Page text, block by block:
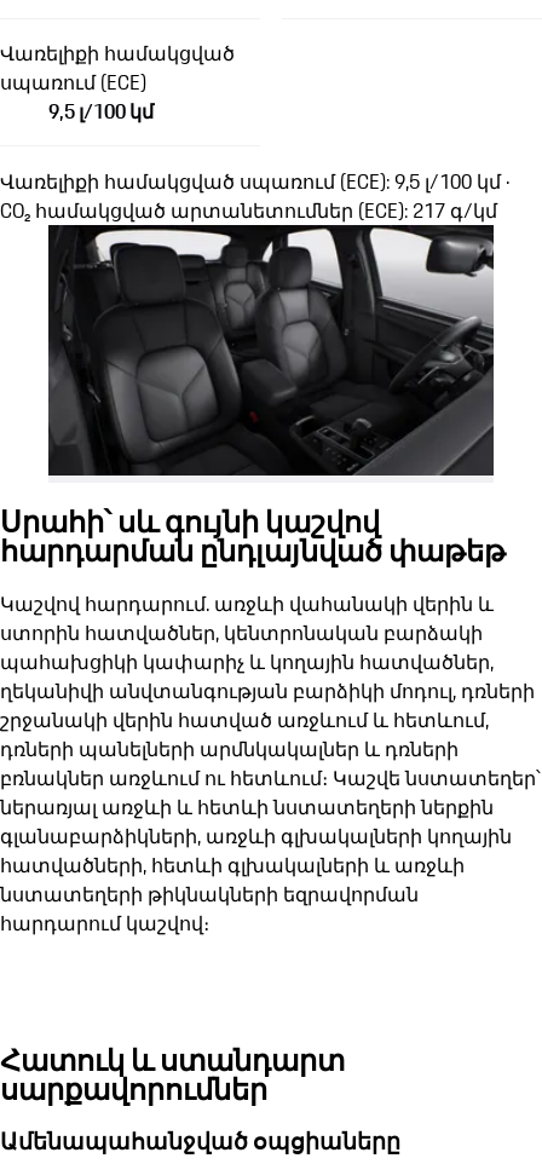
Վառելիքի համակցված
սպառում (ECE)
9,5 լ/100 կմ
Վառելիքի համակցված սպառում (ECE): 9,5 լ/100 կմ ·
CO₂ համակցված արտանետումներ (ECE): 217 գ/կմ
Սրահի՝ սև գույնի կաշվով
հարդարման ընդլայնված փաթեթ
Կաշվով հարդարում. առջևի վահանակի վերին և
ստորին հատվածներ, կենտրոնական բարձակի
պահախցիկի կափարիչ և կողային հատվածներ,
ղեկանիվի անվտանգության բարձիկի մոդուլ, դռների
շրջանակի վերին հատված առջևում և հետևում,
դռների պանելների արմնկակալներ և դռների
բռնակներ առջևում ու հետևում։ Կաշվե նստատեղեր՝
ներառյալ առջևի և հետևի նստատեղերի ներքին
գլանաբարձիկների, առջևի գլխակալների կողային
հատվածների, հետևի գլխակալների և առջևի
նստատեղերի թիկնակների եզրավորման
հարդարում կաշվով։
Հատուկ և ստանդարտ
սարքավորումներ
Ամենապահանջված օպցիաները